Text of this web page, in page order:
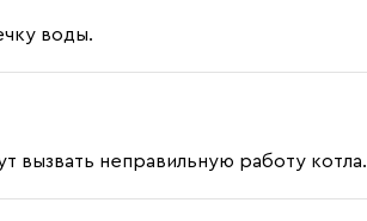
воды.
вызвать неправильную работу котла.